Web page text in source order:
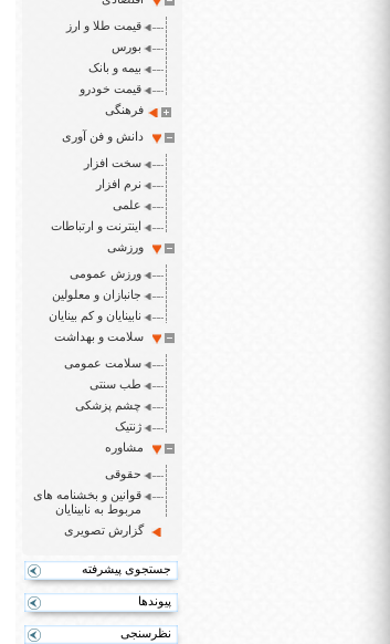
قیمت طلا و ارز
بورس
بیمه و بانک
قیمت خودرو
فرهنگی
دانش و فن آوری
سخت افزار
نرم افزار
علمی
اینترنت و ارتباطات
ورزشی
ورزش عمومی
جانبازان و معلولین
نابینایان و کم بینایان
سلامت و بهداشت
سلامت عمومی
طب سنتی
چشم پزشکی
ژنتیک
مشاوره
حقوقی
قوانین و بخشنامه های
مربوط به نابینایان
گزارش تصویری
جستجوی پیشرفته
پیوندها
نظرسنجی